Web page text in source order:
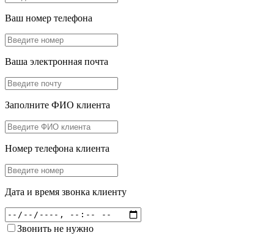
Ваш номер телефона
Ваша электронная почта
Заполните ФИО клиента
Номер телефона клиента
Дата и время звонка клиенту
Звонить не нужно